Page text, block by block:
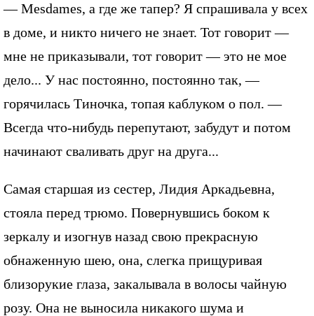
— Mesdames, а где же тапер? Я спрашивала у всех
в доме, и никто ничего не знает. Тот говорит —
мне не приказывали, тот говорит — это не мое
дело... У нас постоянно, постоянно так, —
горячилась Тиночка, топая каблуком о пол. —
Всегда что-нибудь перепутают, забудут и потом
начинают сваливать друг на друга...
Самая старшая из сестер, Лидия Аркадьевна,
стояла перед трюмо. Повернувшись боком к
зеркалу и изогнув назад свою прекрасную
обнаженную шею, она, слегка прищуривая
близорукие глаза, закалывала в волосы чайную
розу. Она не выносила никакого шума и